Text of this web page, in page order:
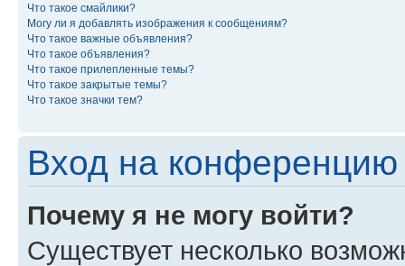
Что такое смайлики?
Могу ли я добавлять изображения к сообщениям?
Что такое важные объявления?
Что такое объявления?
Что такое прилепленные темы?
Что такое закрытые темы?
Что такое значки тем?
Вход на конференцию
Почему я не могу войти?
Существует несколько